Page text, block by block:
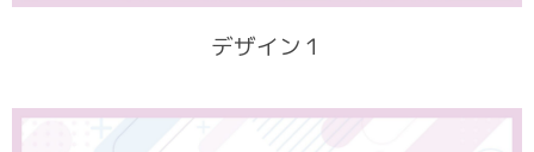
デザイン１